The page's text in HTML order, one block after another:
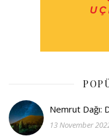
Nemrut Dağı:
13 November